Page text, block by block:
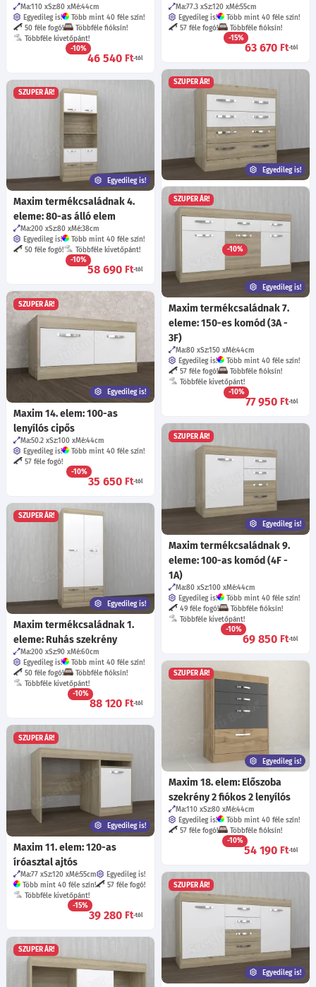
Ma:110 Sz:80 Mé:44cm
Egyedileg is!
Több mint 40 féle szín!
50 féle fogó!
Többféle fióksín!
Többféle kivetőpánt!
-10%
46 540 Ft-tól
Ma:77.3 Sz:120 Mé:55cm
Egyedileg is!
Több mint 40 féle szín!
57 féle fogó!
Többféle fióksín!
-15%
63 670 Ft-tól
SZUPER ÁR!
Egyedileg is!
Maxim termékcsaládnak 10.
eleme: 80-as komód (4F)
Ma:80 Sz:80 Mé:44cm
Egyedileg is!
Több mint 40 féle szín!
Többféle fióksín!
-10%
59 230
SZUPER ÁR!
Egyedileg is!
Maxim termékcsaládnak 4.
eleme: 80-as álló elem
Ma:200 Sz:80 Mé:38cm
Egyedileg is!
Több mint 40 féle szín!
50 féle fogó!
Többféle kivetőpánt!
-10%
58 690 Ft-tól
SZUPER ÁR!
Egyedileg is!
Maxim termékcsaládnak 7.
eleme: 150-es komód (3A -
3F)
Ma:80 Sz:150 Mé:44cm
Egyedileg is!
Több mint 40 féle szín!
57 féle fogó!
Többféle fióksín!
Többféle kivetőpánt!
-10%
77 950 Ft-tól
SZUPER ÁR!
Egyedileg is!
Maxim 14. elem: 100-as
lenyílós cipős
Ma:50.2 Sz:100 Mé:44cm
Egyedileg is!
Több mint 40 féle szín!
57 féle fogó!
-10%
35 650 Ft-tól
SZUPER ÁR!
Egyedileg is!
Maxim termékcsaládnak 9.
eleme: 100-as komód (4F -
1A)
Ma:80 Sz:100 Mé:44cm
Egyedileg is!
Több mint 40 féle szín!
49 féle fogó!
Többféle fióksín!
Többféle kivetőpánt!
-10%
69 850 Ft-tól
SZUPER ÁR!
Egyedileg is!
Maxim termékcsaládnak 1.
eleme: Ruhás szekrény
Ma:200 Sz:90 Mé:60cm
Egyedileg is!
Több mint 40 féle szín!
50 féle fogó!
Többféle fióksín!
Többféle kivetőpánt!
-10%
88 120 Ft-tól
SZUPER ÁR!
Egyedileg is!
Maxim 18. elem: Előszoba
szekrény 2 fiókos 2 lenyílós
Ma:110 Sz:80 Mé:44cm
Egyedileg is!
Több mint 40 féle szín!
57 féle fogó!
Többféle fióksín!
-10%
54 190 Ft-tól
SZUPER ÁR!
Egyedileg is!
Maxim 11. elem: 120-as
íróasztal ajtós
Ma:77 Sz:120 Mé:55cm
Egyedileg is!
Több mint 40 féle szín!
57 féle fogó!
Többféle kivetőpánt!
-15%
39 280 Ft-tól
SZUPER ÁR!
Egyedileg is!
SZUPER ÁR!